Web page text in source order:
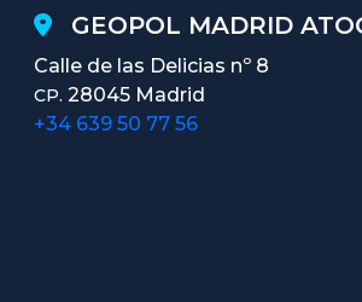
GEOPOL MADRID
Calle de las Delicias nº 8
CP. 28045 Madrid
+34 639 50 77 56